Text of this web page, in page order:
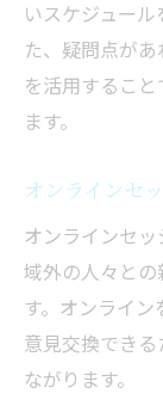
いスケジュー
た、疑問点が
を活用するこ
ます。
オンラインセ
オンラインセ
域外の人々と
す。オンライ
意見交換でき
ながります。